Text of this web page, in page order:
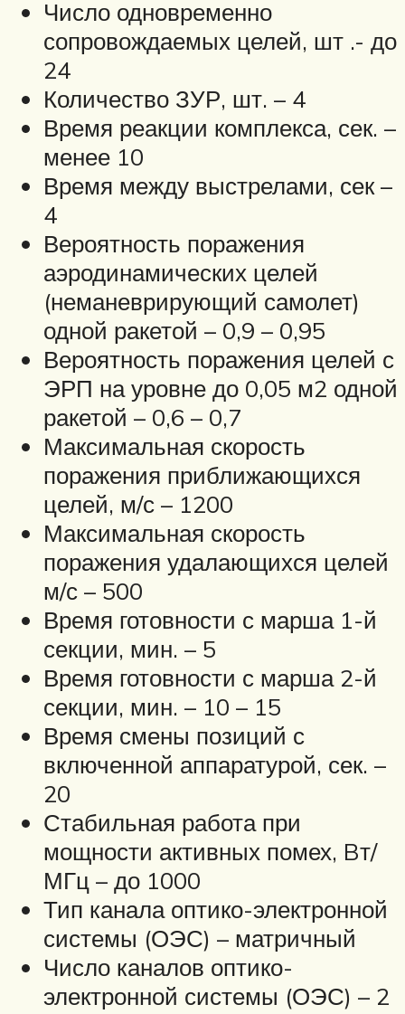
Число одновременно
сопровождаемых целей, шт .- до
24
Количество ЗУР, шт. – 4
Время реакции комплекса, сек. –
менее 10
Время между выстрелами, сек –
4
Вероятность поражения
аэродинамических целей
(неманеврирующий самолет)
одной ракетой – 0,9 – 0,95
Вероятность поражения целей с
ЭРП на уровне до 0,05 м2 одной
ракетой – 0,6 – 0,7
Максимальная скорость
поражения приближающихся
целей, м/с – 1200
Максимальная скорость
поражения удалающихся целей
м/с – 500
Время готовности с марша 1-й
секции, мин. – 5
Время готовности с марша 2-й
секции, мин. – 10 – 15
Время смены позиций с
включенной аппаратурой, сек. –
20
Стабильная работа при
мощности активных помех, Bт/
МГц – до 1000
Тип канала оптико-электронной
системы (ОЭС) – матричный
Число каналов оптико-
электронной системы (ОЭС) – 2